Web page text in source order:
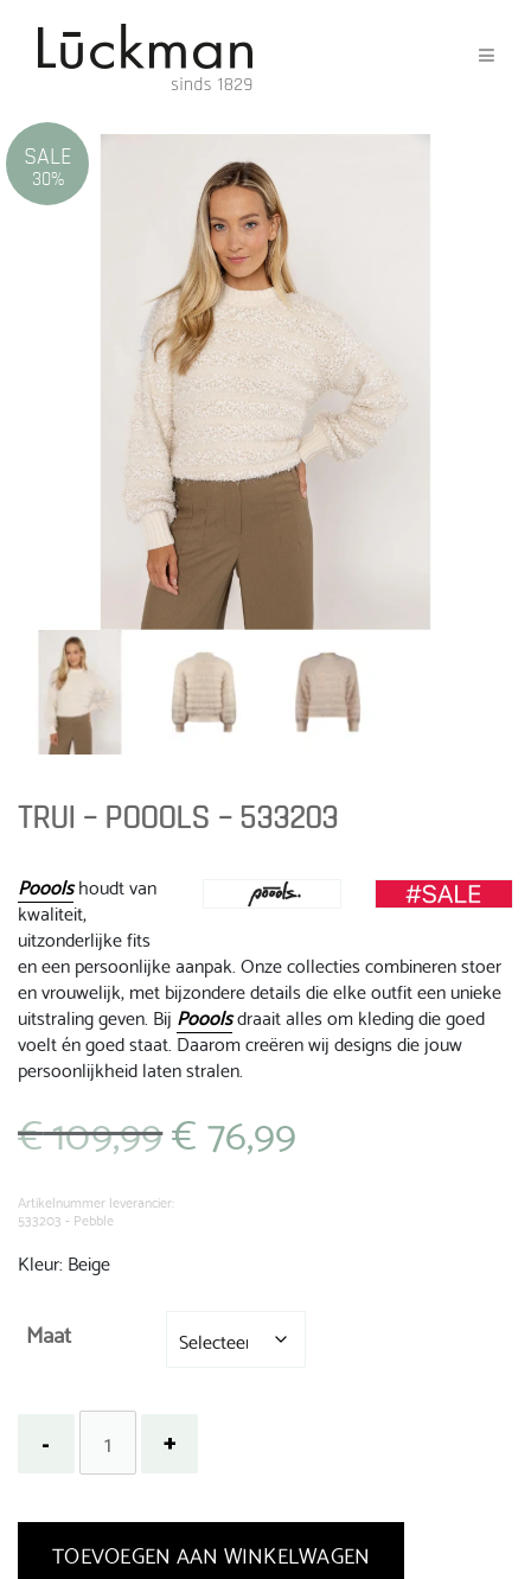
SALE
30%
TRUI – POOOLS – 533203
Pooolshoudt van
kwaliteit,
uitzonderlijke fits
en een persoonlijke aanpak. Onze collecties combineren stoer
en vrouwelijk, met bijzondere details die elke outfit een unieke
uitstraling geven. Bij Pooolsdraait alles om kleding die goed
voelt én goed staat. Daarom creëren wij designs die jouw
persoonlijkheid laten stralen.
€109,99 Oorspronkelijke
prijs
€ 109,99.
€76,99
Artikelnummer leverancier:
533203 - Pebble
Kleur: Beige
Maat
TOEVOEGEN AAN WINKELWAGEN